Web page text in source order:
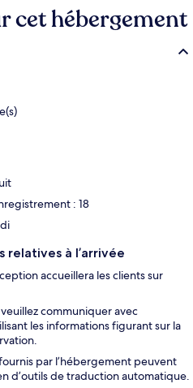
se trouve à 5 minutes et
8 minutes.
cet hébergement
: 18
relatives à l’arrivée
accueillera les clients sur
communiquer avec
les informations figurant sur la
par l’hébergement peuvent
d’outils de traduction automatique.